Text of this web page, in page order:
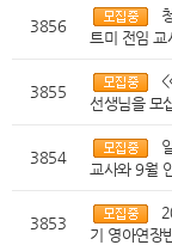
3856
트미 전임 교
3855
선생님을 모
3854
교사와 9월
3853
기 영아연장